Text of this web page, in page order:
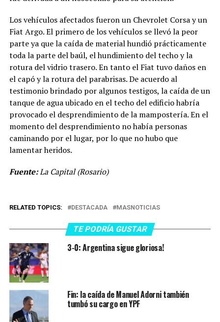
Los vehículos afectados fueron un Chevrolet Corsa y un
Fiat Argo. El primero de los vehículos se llevó la peor
parte ya que la caída de material hundió prácticamente
toda la parte del baúl, el hundimiento del techo y la
rotura del vidrio trasero. En tanto el Fiat tuvo daños en
el capó y la rotura del parabrisas. De acuerdo al
testimonio brindado por algunos testigos, la caída de un
tanque de agua ubicado en el techo del edificio habría
provocado el desprendimiento de la mampostería. En el
momento del desprendimiento no había personas
caminando por el lugar, por lo que no hubo que
lamentar heridos.
Fuente:La Capital (Rosario)
RELATED TOPICS: DESTACADA MASNOTICIAS
TE PODRÍA GUSTAR
3-0: Argentina sigue gloriosa!
Fin: la caída de Manuel Adorni también
tumbó su cargo en YPF